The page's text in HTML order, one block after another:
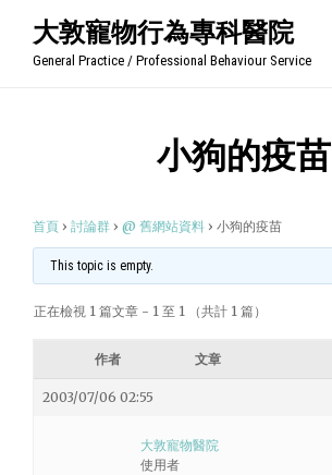
大敦寵物行為專科醫院
General Practice / Professional Behaviour Service
小狗的疫苗
首頁 › 討論群 › @ 舊網站資料 › 小狗的疫苗
This topic is empty.
正在檢視 1 篇文章 - 1 至 1 （共計 1 篇）
作者 文章
2003/07/06 02:55
大敦寵物醫院
使用者